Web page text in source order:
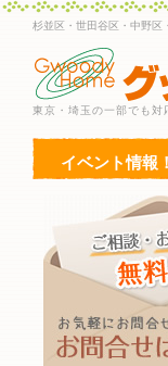
杉並区・世田谷区・中野区
東京・埼玉の一部でも対
イベント情報！